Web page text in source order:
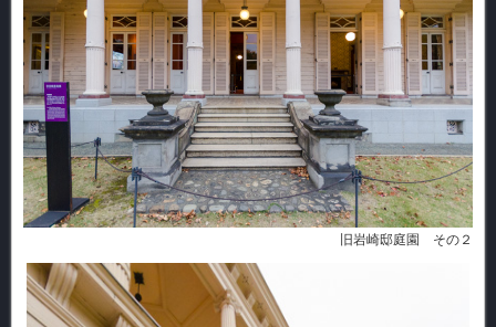
旧岩崎邸庭園 その２